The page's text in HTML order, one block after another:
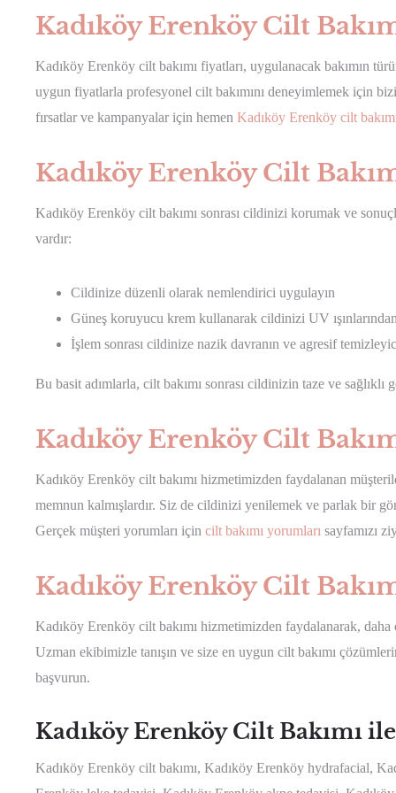
Kadıköy Erenköy Cilt
Kadıköy Erenköy cilt bakımı fiyatları, uygulanacak bakımın
uygun fiyatlarla profesyonel cilt bakımını deneyimlemek için
fırsatlar ve kampanyalar için hemen Kadıköy Erenköy cilt
Kadıköy Erenköy Cilt
Kadıköy Erenköy cilt bakımı sonrası cildinizi korumak ve
vardır:
Cildinize düzenli olarak nemlendirici uygulayın
Güneş koruyucu krem kullanarak cildinizi UV
İşlem sonrası cildinize nazik davranın ve agresif
Bu basit adımlarla, cilt bakımı sonrası cildinizin taze ve
Kadıköy Erenköy Cilt
Kadıköy Erenköy cilt bakımı hizmetimizden faydalanan
memnun kalmışlardır. Siz de cildinizi yenilemek ve parlak bir
Gerçek müşteri yorumları için cilt bakımı yorumları sayfamızı
Kadıköy Erenköy Cilt
Kadıköy Erenköy cilt bakımı hizmetimizden faydalanarak,
Uzman ekibimizle tanışın ve size en uygun cilt bakımı
başvurun.
Kadıköy Erenköy Cilt Bakımı
Kadıköy Erenköy cilt bakımı, Kadıköy Erenköy hydrafacial,